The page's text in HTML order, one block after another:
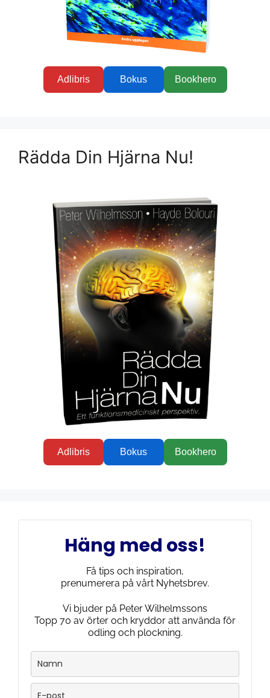
Adlibris Bokus Bookhero
Rädda Din Hjärna Nu!
Adlibris Bokus Bookhero
Häng med oss!
Få tips och inspiration,
prenumerera på vårt Nyhetsbrev.
Vi bjuder på Peter Wilhelmssons
Topp 70 av örter och kryddor att använda för
odling och plockning.